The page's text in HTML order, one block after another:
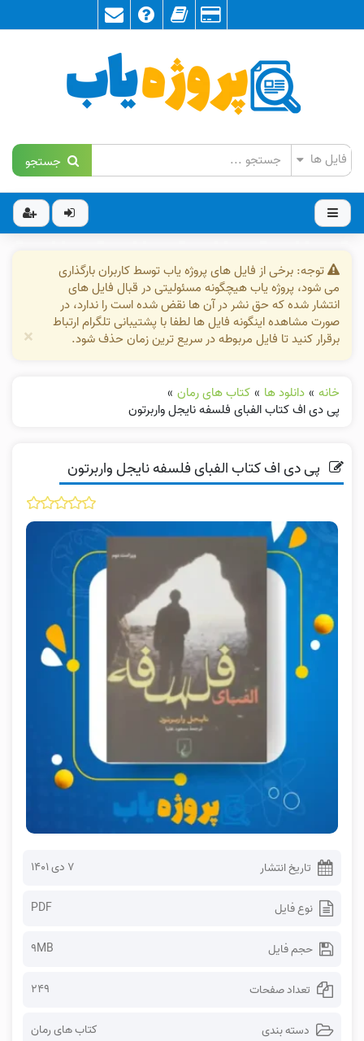
جستجو
توجه: برخی از فایل های پروژه یاب توسط کاربران بارگذاری
می شود، پروژه یاب هیچگونه مسئولیتی در قبال فایل های
انتشار شده که حق نشر در آن ها نقض شده است را ندارد، در
صورت مشاهده اینگونه فایل ها لطفا با پشتیبانی تلگرام ارتباط
برقرار کنید تا فایل مربوطه در سریع ترین زمان حذف شود.
×
خانه » دانلود ها » کتاب های رمان »
پی دی اف کتاب الفبای فلسفه نایجل واربرتون
پی دی اف کتاب الفبای فلسفه نایجل واربرتون
تاریخ انتشار ۷ دی ۱۴۰۱
نوع فایل PDF
حجم فایل 9MB
تعداد صفحات 249
دسته بندی کتاب های رمان